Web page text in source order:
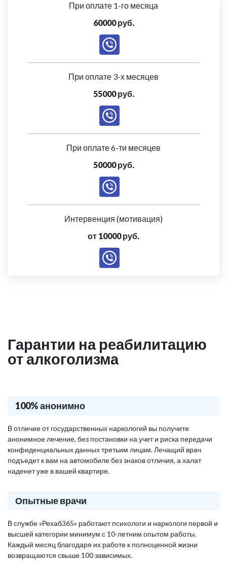
При оплате 1-го месяца
60000 руб.
При оплате 3-х месяцев
55000 руб.
При оплате 6-ти месяцев
50000 руб.
Интервенция (мотивация)
от 10000 руб.
Гарантии на реабилитацию
от алкоголизма
100% анонимно
В отличие от государственных наркологий вы получите
анонимное лечение, без постановки на учет и риска передачи
конфиденциальных данных третьим лицам. Лечащий врач
подъедет к вам на автомобиле без знаков отличия, а халат
наденет уже в вашей квартире.
Опытные врачи
В службе «Рехаб365» работают психологи и наркологи первой и
высшей категории минимум с 10-летним опытом работы.
Каждый месяц благодаря их работе к полноценной жизни
возвращаются свыше 100 зависимых.